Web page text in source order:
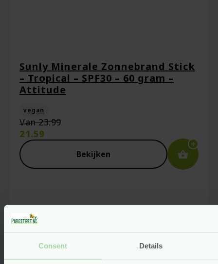
Consent Details
Sunly Minerale Zonnebrand Stick
– Tropical – SPF30 – 60 gram –
Attitude
vegan
Van23.99Oorspronkelijke
was:
€23.99.
21.59
Huidige
prijs
is:
€21.59.
Bekijken